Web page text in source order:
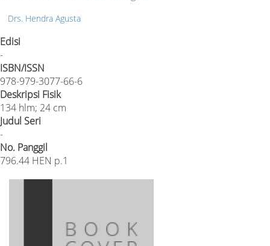
Drs. Hendra Agusta
Edisi
-
ISBN/ISSN
978-979-3077-66-6
Deskripsi Fisik
134 hlm; 24 cm
Judul Seri
-
No. Panggil
796.44 HEN p.1